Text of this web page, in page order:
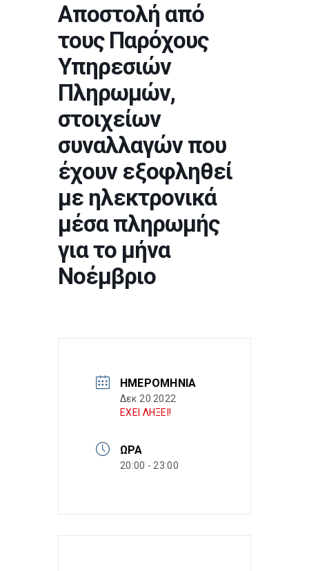
Αποστολή από
τους Παρόχους
Υπηρεσιών
Πληρωμών,
στοιχείων
συναλλαγών που
έχουν εξοφληθεί
με ηλεκτρονικά
μέσα πληρωμής
για το μήνα
Νοέμβριο
ΗΜΕΡΟΜΗΝΊΑ
Δεκ 20 2022
ΕΧΕΙ ΛΗΞΕΙ!
ΏΡΑ
20:00 - 23:00